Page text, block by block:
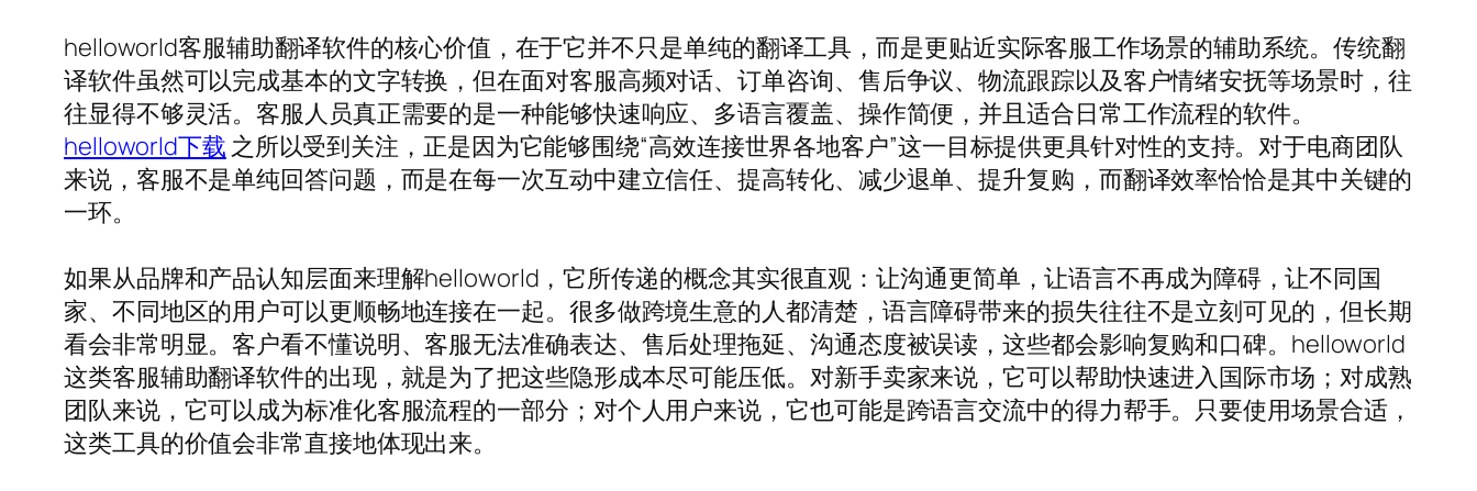
helloworld客服辅助翻译软件的核心价值，在于它并不只是单纯的翻译工具，而是更贴近实际客服工作场景的辅助系统。传统翻
译软件虽然可以完成基本的文字转换，但在面对客服高频对话、订单咨询、售后争议、物流跟踪以及客户情绪安抚等场景时，往
往显得不够灵活。客服人员真正需要的是一种能够快速响应、多语言覆盖、操作简便，并且适合日常工作流程的软件。
helloworld下载之所以受到关注，正是因为它能够围绕“高效连接世界各地客户”这一目标提供更具针对性的支持。对于电商团队
来说，客服不是单纯回答问题，而是在每一次互动中建立信任、提高转化、减少退单、提升复购，而翻译效率恰恰是其中关键的
一环。
如果从品牌和产品认知层面来理解helloworld，它所传递的概念其实很直观：让沟通更简单，让语言不再成为障碍，让不同国
家、不同地区的用户可以更顺畅地连接在一起。很多做跨境生意的人都清楚，语言障碍带来的损失往往不是立刻可见的，但长期
看会非常明显。客户看不懂说明、客服无法准确表达、售后处理拖延、沟通态度被误读，这些都会影响复购和口碑。helloworld
这类客服辅助翻译软件的出现，就是为了把这些隐形成本尽可能压低。对新手卖家来说，它可以帮助快速进入国际市场；对成熟
团队来说，它可以成为标准化客服流程的一部分；对个人用户来说，它也可能是跨语言交流中的得力帮手。只要使用场景合适，
这类工具的价值会非常直接地体现出来。